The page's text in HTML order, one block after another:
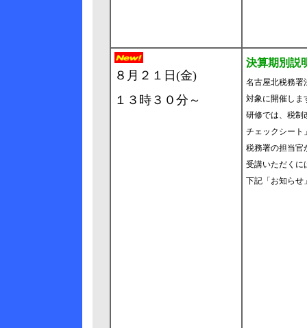
８月２１日(金)
１３時３０分～
決算期別説
名古屋北税務署
対象に開催しま
研修では、税制
チェックシート
税務署の担当官
受講いただくに
下記「お知らせ